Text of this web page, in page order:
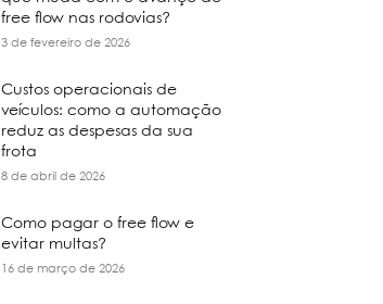
free flow nas rodovias?
3 de fevereiro de 2026
Custos operacionais de
veículos: como a automação
reduz as despesas da sua
frota
8 de abril de 2026
Como pagar o free flow e
evitar multas?
16 de março de 2026